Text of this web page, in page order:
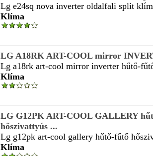
Lg e24sq nova inverter oldalfali split
Klíma
LG A18RK ART-COOL mirror
Lg a18rk art-cool mirror inverter hűtő-
Klíma
LG G12PK ART-COOL GALLERY
hőszivattyús ...
Lg g12pk art-cool gallery hűtő-fűtő
Klíma